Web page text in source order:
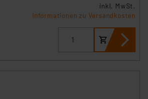
inkl. MwSt.
Informationen zu Versandkosten